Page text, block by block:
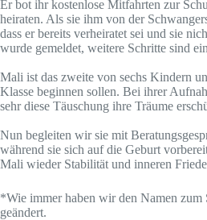
Er bot ihr kostenlose Mitfahrten zur
heiraten. Als sie ihm von der
dass er bereits verheiratet sei und sie
wurde gemeldet, weitere Schritte sind
Mali ist das zweite von sechs Kindern
Klasse beginnen sollen. Bei ihrer
sehr diese Täuschung ihre Träume
Nun begleiten wir sie mit
während sie sich auf die Geburt
Mali wieder Stabilität und inneren
*Wie immer haben wir den Namen zum
geändert.